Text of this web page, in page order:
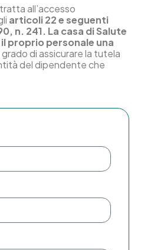
all’accesso
articoli 22 e seguenti
n. 241. La casa di Salute
proprio personale una
di assicurare la tutela
del dipendente che